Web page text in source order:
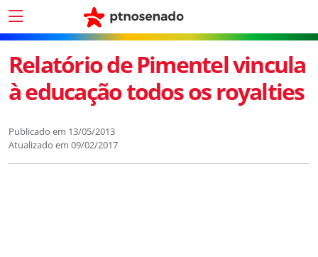
Relatório de Pimentel vincula
à educação todos os royalties
Publicado em 13/05/2013
Atualizado em 09/02/2017